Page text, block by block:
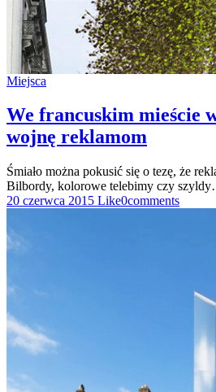
Miejsca
We francuskim mieście
wojnę reklamom
Śmiało można pokusić się o tezę, że
Bilbordy, kolorowe telebimy czy
20 czerwca 2015 Like0comments